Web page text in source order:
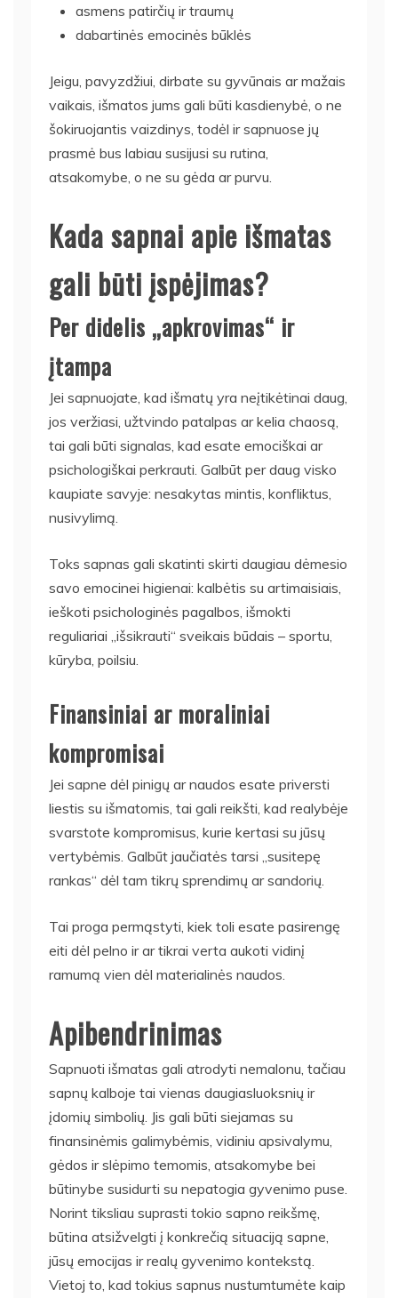
asmens patirčių ir traumų
dabartinės emocinės būklės
Jeigu, pavyzdžiui, dirbate su gyvūnais ar mažais
vaikais, išmatos jums gali būti kasdienybė, o ne
šokiruojantis vaizdinys, todėl ir sapnuose jų
prasmė bus labiau susijusi su rutina,
atsakomybe, o ne su gėda ar purvu.
Kada sapnai apie išmatas
gali būti įspėjimas?
Per didelis „apkrovimas“ ir
įtampa
Jei sapnuojate, kad išmatų yra neįtikėtinai daug,
jos veržiasi, užtvindo patalpas ar kelia chaosą,
tai gali būti signalas, kad esate emociškai ar
psichologiškai perkrauti. Galbūt per daug visko
kaupiate savyje: nesakytas mintis, konfliktus,
nusivylimą.
Toks sapnas gali skatinti skirti daugiau dėmesio
savo emocinei higienai: kalbėtis su artimaisiais,
ieškoti psichologinės pagalbos, išmokti
reguliariai „išsikrauti“ sveikais būdais – sportu,
kūryba, poilsiu.
Finansiniai ar moraliniai
kompromisai
Jei sapne dėl pinigų ar naudos esate priversti
liestis su išmatomis, tai gali reikšti, kad realybėje
svarstote kompromisus, kurie kertasi su jūsų
vertybėmis. Galbūt jaučiatės tarsi „susitepę
rankas“ dėl tam tikrų sprendimų ar sandorių.
Tai proga permąstyti, kiek toli esate pasirengę
eiti dėl pelno ir ar tikrai verta aukoti vidinį
ramumą vien dėl materialinės naudos.
Apibendrinimas
Sapnuoti išmatas gali atrodyti nemalonu, tačiau
sapnų kalboje tai vienas daugiasluoksnių ir
įdomių simbolių. Jis gali būti siejamas su
finansinėmis galimybėmis, vidiniu apsivalymu,
gėdos ir slėpimo temomis, atsakomybe bei
būtinybe susidurti su nepatogia gyvenimo puse.
Norint tiksliau suprasti tokio sapno reikšmę,
būtina atsižvelgti į konkrečią situaciją sapne,
jūsų emocijas ir realų gyvenimo kontekstą.
Vietoj to, kad tokius sapnus nustumtumėte kaip